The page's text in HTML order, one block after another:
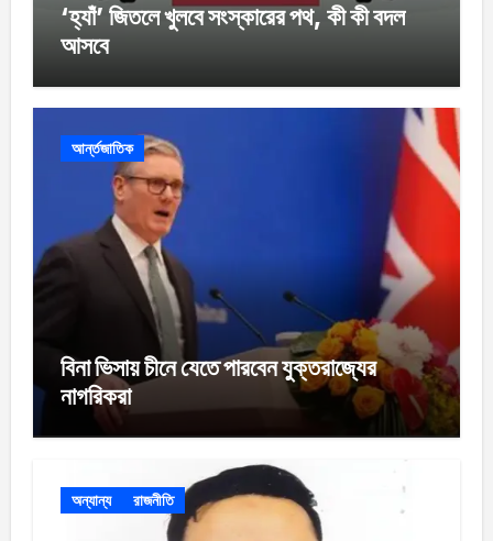
‘হ্যাঁ’ জিতলে খুলবে সংস্কারের পথ, কী কী বদল
আসবে
আর্ন্তজাতিক
বিনা ভিসায় চীনে যেতে পারবেন যুক্তরাজ্যের
নাগরিকরা
অন্যান্য রাজনীতি